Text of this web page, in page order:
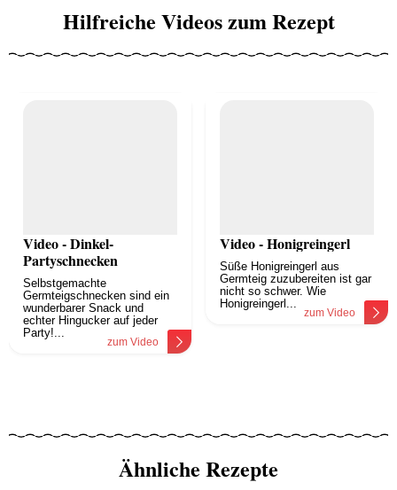
Hilfreiche Videos zum Rezept
Video - Dinkel-
Partyschnecken
Selbstgemachte
Germteigschnecken sind ein
wunderbarer Snack und
echter Hingucker auf jeder
Party!...
zum Video
Video - Honigreingerl
Süße Honigreingerl aus
Germteig zuzubereiten ist gar
nicht so schwer. Wie
Honigreingerl...
zum Video
Ähnliche Rezepte